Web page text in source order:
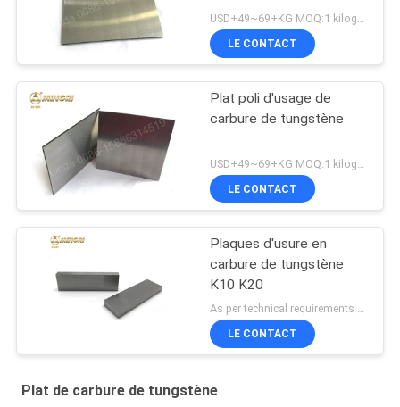
LE CONTACT
Plat poli d'usage de
carbure de tungstène
LE CONTACT
Plaques d'usure en
carbure de tungstène
K10 K20
As per technical requirements MOQ:5KG
LE CONTACT
Plat de carbure de tungstène